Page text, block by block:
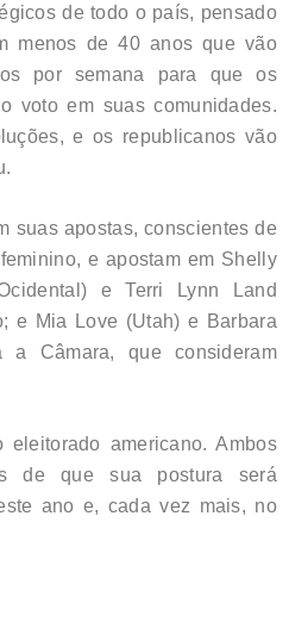
de todo o país, pensado
menos de 40 anos que vão
por semana para que os
voto em suas comunidades.
e os republicanos vão
suas apostas, conscientes de
e apostam em Shelly
e Terri Lynn Land
e Mia Love (Utah) e Barbara
a Câmara, que consideram
americano. Ambos
de que sua postura será
ano e, cada vez mais, no